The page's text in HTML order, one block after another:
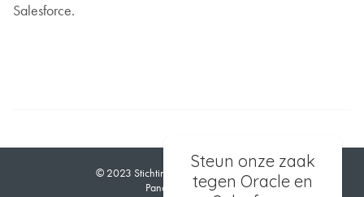
Salesforce.
© 2023 Stichting The Privacy Collective
Panamalaan 6G
Steun onze zaak
tegen Oracle en